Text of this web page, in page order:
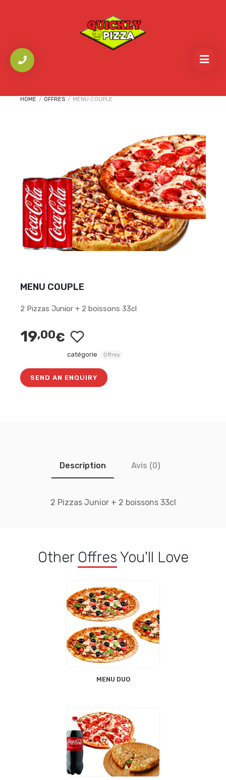
HOME / OFFRES / MENU COUPLE
MENU COUPLE
2 Pizzas Junior + 2 boissons 33cl
19,00€
catégorie Offres
SEND AN ENQUIRY
Description Avis (0)
2 Pizzas Junior + 2 boissons 33cl
Other Offres You'll Love
MENU DUO